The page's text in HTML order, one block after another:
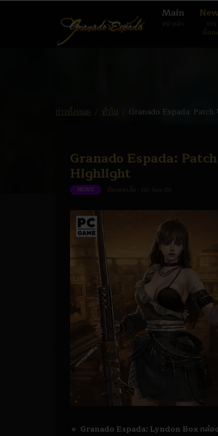
Main
หน้าหลัก
ข่าว
ทั้งห
ข่าวทั้งหมด ทั่วไป Granado Espada:
Granado Espada:
Highlight
NEWS
🔹 Granado Espada: Lyndon Box กล่อ